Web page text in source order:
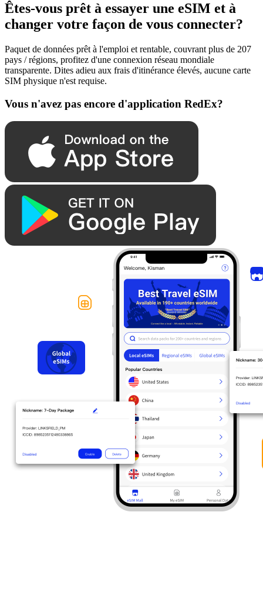
Êtes-vous prêt à essayer une eSIM et à
changer votre façon de vous connecter?
Paquet de données prêt à l'emploi et rentable, couvrant plus de 207
pays / régions, profitez d'une connexion réseau mondiale
transparente. Dites adieu aux frais d'itinérance élevés, aucune carte
SIM physique n'est requise.
Vous n'avez pas encore d'application RedEx?